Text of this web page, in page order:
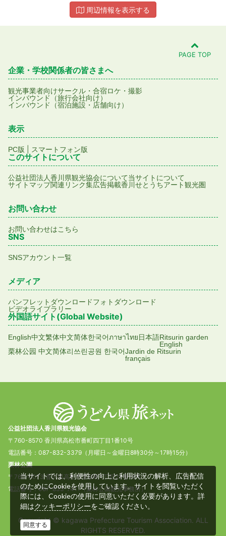
周辺情報を表示する
PAGE TOP
企業・学校関係者の皆さまへ
観光事業者向けサークル・合宿ロケ・撮影
インバウンド（旅行会社向け）
インバウンド（宿泊施設・店舗向け）
表示
PC版 スマートフォン版
このサイトについて
公益社団法人香川県観光協会について当サイトについて
サイトマップ関連リンク集広告掲載香川せとうちアート観光圏
お問い合わせ
お問い合わせはこちら
SNS
SNSアカウント一覧
メディア
パンフレットダウンロードフォトダウンロード
ビデオライブラリー
外国語サイト(Global Website)
English中文繁体中文简体한국어ภาษาไทย日本語Ritsurin garden
English
栗林公园 中文简体리쓰린공원 한국어Jardin de Ritsurin
français
公益社団法人香川県観光協会
〒760-8570 香川県高松市番町四丁目1番10号
電話番号：087-832-3379（月曜日～金曜日8時30分～17時15分）
栗林公園
〒760-0073 香川県高松市栗林町1丁目20番16号
電話番号：087-833-7411（栗林公園観光事務所）
Copyright © kagawa Prefecture Tourism Association. ALL
RIGHTS RESERVED.
当サイトでは、利便性の向上と利用状況の解析、広告配信
のためにCookieを使用しています。サイトを閲覧いただく
際には、Cookieの使用に同意いただく必要があります。詳
細はクッキーポリシーをご確認ください。
同意する